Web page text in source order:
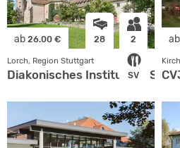
ab 26.00 € 28 2
SV
Lorch, Region Stuttgart
Diakonisches Institut für
ab